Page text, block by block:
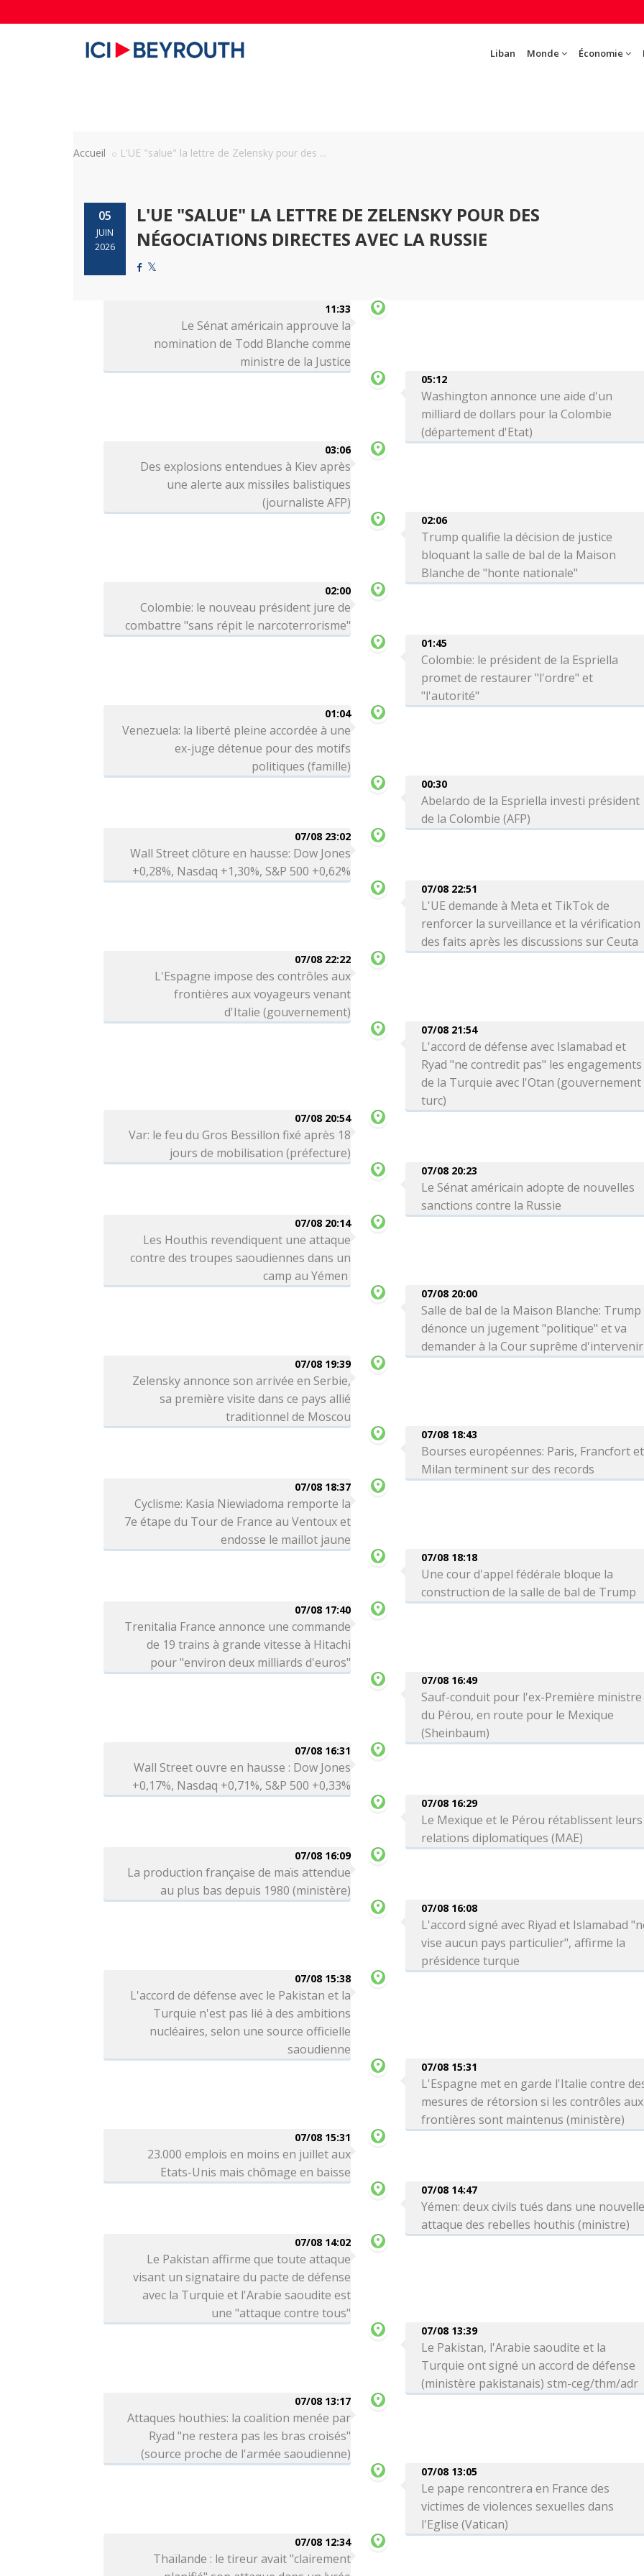
Liban Monde Économie
Accueil L'UE "salue" la lettre de Zelensky pour des ...
05
JUIN
2026
L'UE "SALUE" LA LETTRE DE ZELENSKY POUR DES
NÉGOCIATIONS DIRECTES AVEC LA RUSSIE
11:33
Le Sénat américain approuve la
nomination de Todd Blanche comme
ministre de la Justice
05:12
Washington annonce une aide d'un
milliard de dollars pour la Colombie
(département d'Etat)
03:06
Des explosions entendues à Kiev après
une alerte aux missiles balistiques
(journaliste AFP)
02:06
Trump qualifie la décision de justice
bloquant la salle de bal de la Maison
Blanche de "honte nationale"
02:00
Colombie: le nouveau président jure de
combattre "sans répit le narcoterrorisme"
01:45
Colombie: le président de la Espriella
promet de restaurer "l'ordre" et
"l'autorité"
01:04
Venezuela: la liberté pleine accordée à une
ex-juge détenue pour des motifs
politiques (famille)
00:30
Abelardo de la Espriella investi président
de la Colombie (AFP)
07/08 23:02
Wall Street clôture en hausse: Dow Jones
+0,28%, Nasdaq +1,30%, S&P 500 +0,62%
07/08 22:51
L'UE demande à Meta et TikTok de
renforcer la surveillance et la vérification
des faits après les discussions sur Ceuta
07/08 22:22
L'Espagne impose des contrôles aux
frontières aux voyageurs venant
d'Italie (gouvernement)
07/08 21:54
L'accord de défense avec Islamabad et
Ryad "ne contredit pas" les engagements
de la Turquie avec l'Otan (gouvernement
turc)
07/08 20:54
Var: le feu du Gros Bessillon fixé après 18
jours de mobilisation (préfecture)
07/08 20:23
Le Sénat américain adopte de nouvelles
sanctions contre la Russie
07/08 20:14
Les Houthis revendiquent une attaque
contre des troupes saoudiennes dans un
camp au Yémen
07/08 20:00
Salle de bal de la Maison Blanche: Trump
dénonce un jugement "politique" et va
demander à la Cour suprême d'intervenir
07/08 19:39
Zelensky annonce son arrivée en Serbie,
sa première visite dans ce pays allié
traditionnel de Moscou
07/08 18:43
Bourses européennes: Paris, Francfort et
Milan terminent sur des records
07/08 18:37
Cyclisme: Kasia Niewiadoma remporte la
7e étape du Tour de France au Ventoux et
endosse le maillot jaune
07/08 18:18
Une cour d'appel fédérale bloque la
construction de la salle de bal de Trump
07/08 17:40
Trenitalia France annonce une commande
de 19 trains à grande vitesse à Hitachi
pour "environ deux milliards d'euros"
07/08 16:49
Sauf-conduit pour l'ex-Première ministre
du Pérou, en route pour le Mexique
(Sheinbaum)
07/08 16:31
Wall Street ouvre en hausse : Dow Jones
+0,17%, Nasdaq +0,71%, S&P 500 +0,33%
07/08 16:29
Le Mexique et le Pérou rétablissent leurs
relations diplomatiques (MAE)
07/08 16:09
La production française de maïs attendue
au plus bas depuis 1980 (ministère)
07/08 16:08
L'accord signé avec Riyad et Islamabad
vise aucun pays particulier", affirme la
présidence turque
07/08 15:38
L'accord de défense avec le Pakistan et la
Turquie n'est pas lié à des ambitions
nucléaires, selon une source officielle
saoudienne
07/08 15:31
L'Espagne met en garde l'Italie contre
mesures de rétorsion si les contrôles aux
frontières sont maintenus (ministère)
07/08 15:31
23.000 emplois en moins en juillet aux
Etats-Unis mais chômage en baisse
07/08 14:47
Yémen: deux civils tués dans une
attaque des rebelles houthis (ministre)
07/08 14:02
Le Pakistan affirme que toute attaque
visant un signataire du pacte de défense
avec la Turquie et l'Arabie saoudite est
une "attaque contre tous"
07/08 13:39
Le Pakistan, l'Arabie saoudite et la
Turquie ont signé un accord de défense
(ministère pakistanais) stm-ceg/thm/adr
07/08 13:17
Attaques houthies: la coalition menée par
Ryad "ne restera pas les bras croisés"
(source proche de l'armée saoudienne)
07/08 13:05
Le pape rencontrera en France des
victimes de violences sexuelles dans
l'Eglise (Vatican)
07/08 12:34
Thaïlande : le tireur avait "clairement